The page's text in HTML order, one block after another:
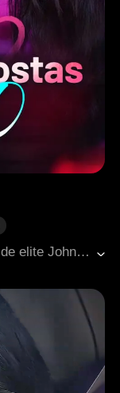
Após deixar o exército, o ex-soldado de elite Johnny entra no Grupo Yita para investigar a morte do pai e acaba em um casamento por conveniência com a CEO Cara. Em meio à disputa pela herança da empresa, conspirações e tentativas de assassinato colocam os dois em constante perigo. Enquanto Johnny protege Cara e busca a verdade, os sentimentos entre eles crescem, mas um inimigo infiltrado na própria família ameaça destruir tudo.